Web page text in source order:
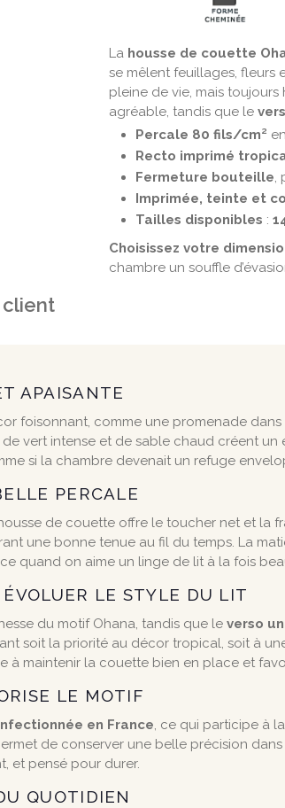
La housse de couette
se mêlent feuillages, fleurs
pleine de vie, mais toujours
agréable, tandis que le
Percale 80 fils/cm²
Recto imprimé
Fermeture bouteille,
Imprimée, teinte et
Tailles disponibles :
Choisissez votre
chambre un souffle
client
APAISANTE
foisonnant, comme une promenade
vert intense et de sable chaud créent un
si la chambre devenait un refuge
PERCALE
de couette offre le toucher net et la
une bonne tenue au fil du temps. La
quand on aime un linge de lit à la fois
LE STYLE DU LIT
du motif Ohana, tandis que leverso
soit la priorité au décor tropical, soit à
à maintenir la couette bien en place et
LE MOTIF
en France, ce qui participe à
de conserver une belle précision
et pensé pour durer.
QUOTIDIEN